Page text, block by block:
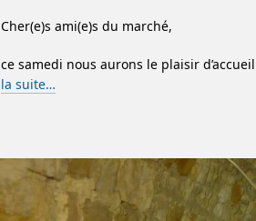
Cher(e)s ami(e)s du marché,
ce samedi nous aurons le plaisir
la suite…